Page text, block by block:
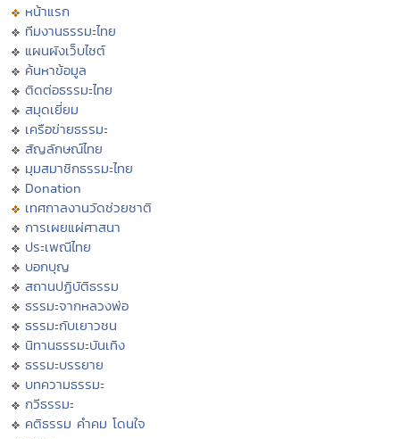
หน้าแรก
ทีมงานธรรมะไทย
แผนผังเว็บไซต์
ค้นหาข้อมูล
ติดต่อธรรมะไทย
สมุดเยี่ยม
เครือข่ายธรรมะ
สัญลักษณ์ไทย
มุมสมาชิกธรรมะไทย
Donation
เทศกาลงานวัดช่วยชาติ
การเผยแผ่ศาสนา
ประเพณีไทย
บอกบุญ
สถานปฏิบัติธรรม
ธรรมะจากหลวงพ่อ
ธรรมะกับเยาวชน
นิทานธรรมะบันเทิง
ธรรมะบรรยาย
บทความธรรมะ
กวีธรรมะ
คติธรรม คำคม โดนใจ